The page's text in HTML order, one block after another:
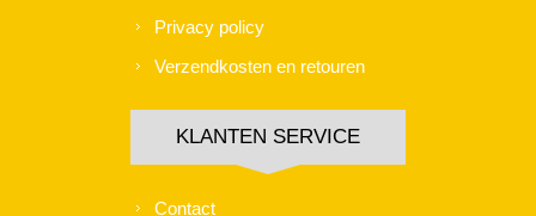
Privacy policy
Verzendkosten en retouren
KLANTEN SERVICE
Contact